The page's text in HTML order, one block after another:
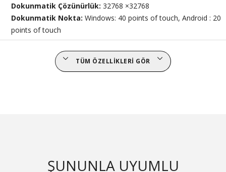
Dokunmatik Çözünürlük:32768 ×32768
Dokunmatik Nokta:Windows: 40 points of touch, Android : 20
points of touch
TÜM ÖZELLIKLERI GÖR
ŞUNUNLA UYUMLU